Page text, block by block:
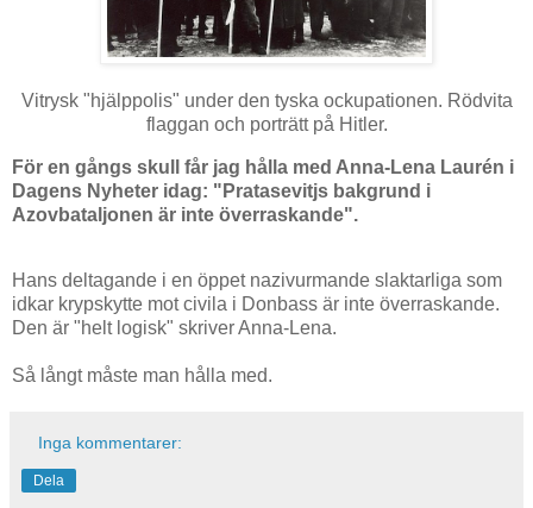
Vitrysk "hjälppolis" under den tyska ockupationen. Rödvita
flaggan och porträtt på Hitler.
För en gångs skull får jag hålla med Anna-Lena Laurén i
Dagens Nyheter idag: "Pratasevitjs bakgrund i
Azovbataljonen är inte överraskande".
Hans deltagande i en öppet nazivurmande slaktarliga som
idkar krypskytte mot civila i Donbass är inte överraskande.
Den är "helt logisk" skriver Anna-Lena.
Så långt måste man hålla med.
Inga kommentarer:
Dela